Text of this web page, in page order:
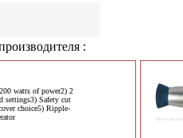
:
watts of power2) 2
settings3) Safety cut
choice5) Ripple-